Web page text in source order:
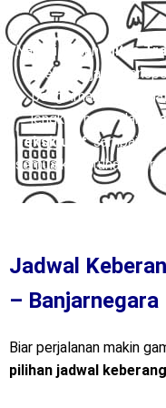
Nah, di sinilah Mitra
sekadar jasa
pengiriman yang
lengkap mulai dari
eksklusif, sampai
semua kebutuhanmu
Jadwal
– Banjarnegara
Biar perjalanan makin
pilihan jadwal